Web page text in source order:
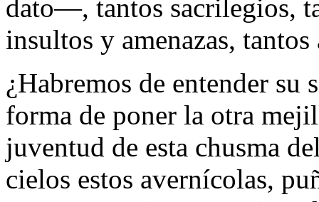
dato―, tantos sacrilegios,
insultos y amenazas,
¿Habremos de entender
forma de poner la otra
juventud de esta chusma
cielos estos avernícolas,